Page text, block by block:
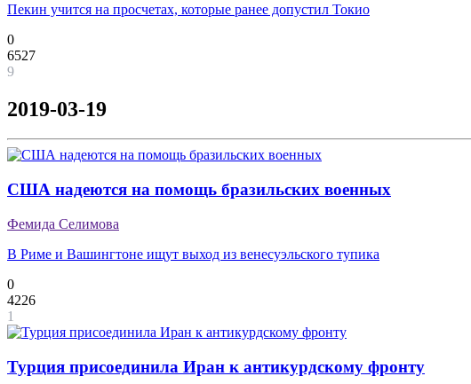
Пекин учится на просчетах, которые ранее допустил Токио
0
6527
9
2019-03-19
США надеются на помощь бразильских военных
Фемида Селимова
В Риме и Вашингтоне ищут выход из венесуэльского тупика
0
4226
1
Турция присоединила Иран к антикурдскому фронту